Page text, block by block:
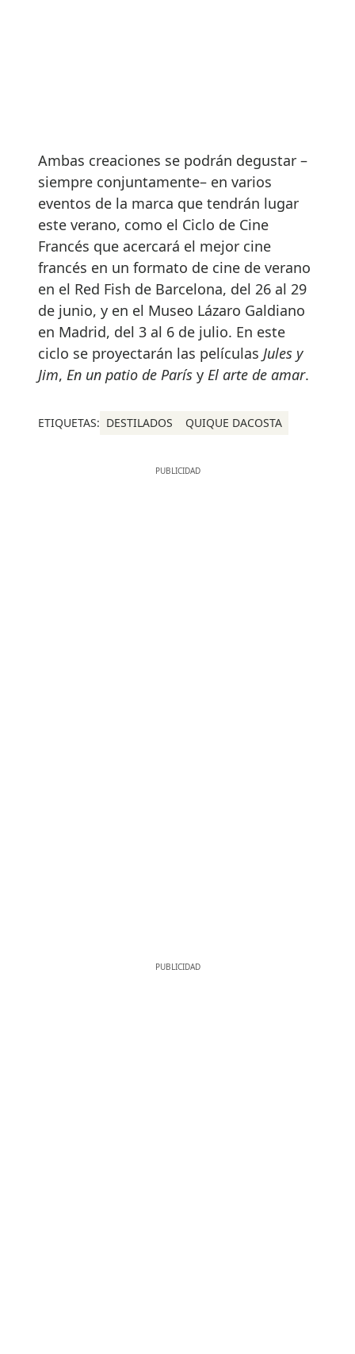
Ambas creaciones se podrán degustar –
siempre conjuntamente– en varios
eventos de la marca que tendrán lugar
este verano, como el Ciclo de Cine
Francés que acercará el mejor cine
francés en un formato de cine de verano
en el Red Fish de Barcelona, del 26 al 29
de junio, y en el Museo Lázaro Galdiano
en Madrid, del 3 al 6 de julio. En este
ciclo se proyectarán las películas Jules y
Jim, En un patio de París y El arte de amar.
ETIQUETAS: DESTILADOS QUIQUE DACOSTA